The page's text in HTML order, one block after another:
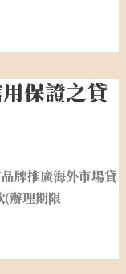
保證之貸
牌推廣海外市場貸
(辦理期限